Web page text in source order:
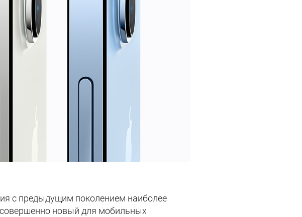
с предыдущим поколением наиболее
новый для мобильных